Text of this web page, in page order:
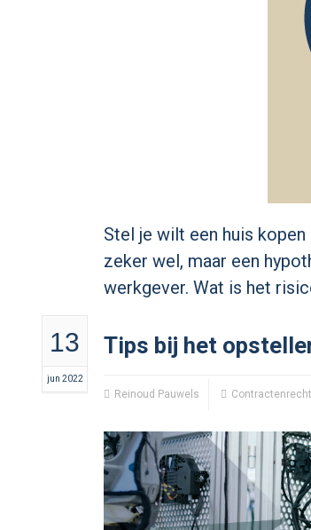
Stel je wilt een huis
zeker wel, maar een
werkgever. Wat is het
13
jun 2022
Tips bij het
Reinoud Pauwels Contractenrecht